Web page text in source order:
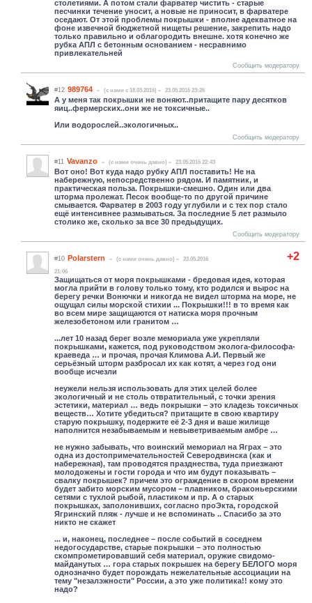
столетиями. А потом стали фарватер чистить - старые
песчинки течение уносит, а новые не приносит, в фарватере
оседают. От этой проблемы покрышки - вполне адекватное на
фоне извечной бюджетной нищеты решение, закрепить надо
только правильно и облагородить внешне. хотя конечно же
рубка АПЛ с бетонным основанием - несравнимо
привлекательней
Сообщить модератору
#12 989764 (c нами с 18.03.2016) 23.05.2016 23:26
А у меня так покрышки не воняют..притащите пару десятков
яиц..фермерских..они же не токсичные..
Или водорослей..экологичных..
Сообщить модератору
#11 Vavanzo (c нами очень давно) 23.05.2016 22:43
Вот оно! Вот куда надо рубку АПЛ поставить! Не на
набережную, непосредственно рядом. И памятник, и
практическая польза. Покрышки-смешно. Один или два
шторма пролежат. Песок вообще-то по другой причине
смывается. Фарватер в 2003 году углубили и с тех пор стало
ещё интенсивнее размываться. За последние 5 лет размыло
столико же, сколько за все 30 предыдущих.
Сообщить модератору
+2
#10 Polarstern (c нами очень давно)
23.05.2016
21:06
Защищаться от моря покрышками - бредовая идея, которая
могла прийти в голову только тому, кто родился и вырос на
берегу речки Вонючки и никогда не видел шторма на море, не
ощущал силы морской стихии ... Покрышки!!! в то время как
во всем мире защищаются от натиска моря прочным
железобетоном или гранитом …
...лет 10 назад берег возле мемориала уже укрепляли
покрышками, кажется, под руководством эколога-философа-
краеведа … и прочая, прочая Климова А.И. Первый же
серьёзный шторм разбросал их как котят, а через год они
вообще исчезли
неужели нельзя использовать для этих целей более
экологичный и не столь отвратительный, с точки зрения
эстетики, материал … ведь покрышки – это кладезь токсичных
веществ… Хотите убедиться? притащите в свою квартиру
старую покрышку, подержите её 2-3 дня и ваше жилище
наполнится незабываемым и невыветриваемым амбре …
не нужно забывать, что воинский мемориал на Яграх – это
одна из достопримечательностей Северодвинска (как и
набережная), там проводятся празднества, туда приезжают
молодожены и гости города и что им будут показывать –
свалку покрышек? причем это ограждение в скором времени
будет забито морским мусором – плавником, браконьерскими
сетями с тухлой рыбой, пластиком и пр. А о старых
покрышках, заполонивших, согласно проЭкта, городской
Ягринский пляж - лучше и не вспоминать .. Спасибо за это
никто не скажет
... и, наконец, последнее – после событий в соседнем
недогосударстве, старые покрышки – это полностью
скомпрометировавший себя материал, оружие свидомо-
майданутых … гора старых покрышек на берегу БЕЛОГО моря
однозначно будет порождать нежелательные ассоциации на
тему "незалэжности" России, а это уже политика!! кому это
надо?